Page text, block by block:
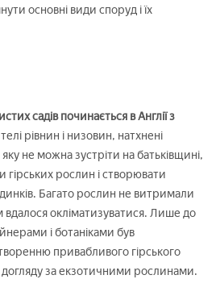
основні види споруд і їх
садів починається в Англії з
рівнин і низовин, натхнені
не можна зустріти на батьківщині,
рослин і створювати
Багато рослин не витримали
вдалося окліматизуватися. Лише до
і ботаніками був
привабливого гірського
за екзотичними рослинами.